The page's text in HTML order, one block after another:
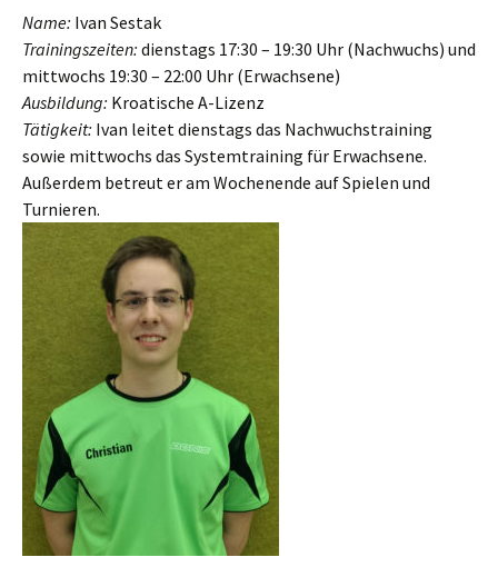
Name: Ivan Sestak
Trainingszeiten: dienstags 17:30 – 19:30 Uhr (Nachwuchs) und
mittwochs 19:30 – 22:00 Uhr (Erwachsene)
Ausbildung: Kroatische A-Lizenz
Tätigkeit: Ivan leitet dienstags das Nachwuchstraining
sowie mittwochs das Systemtraining für Erwachsene.
Außerdem betreut er am Wochenende auf Spielen und
Turnieren.